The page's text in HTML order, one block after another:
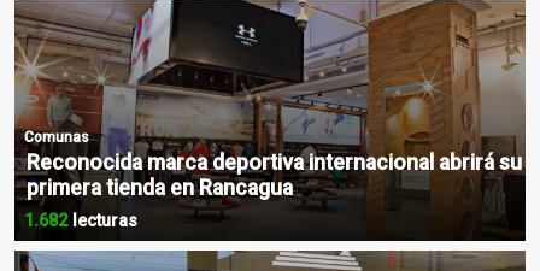
Comunas
Reconocida marca deportiva internacional abrirá su
primera tienda en Rancagua
1.682lecturas